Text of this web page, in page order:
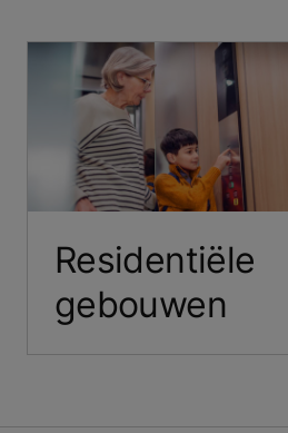
Residentiële
gebouwen